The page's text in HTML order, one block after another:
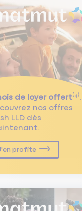
de loyer offert⁽⁴⁾.
nos offres
LLD dès
profite